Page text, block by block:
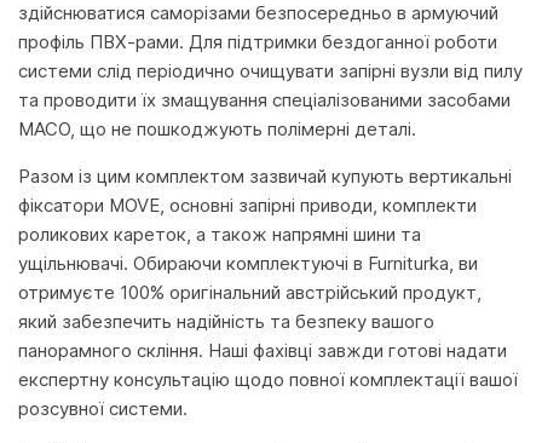
здійснюватися саморізами безпосередньо в армуючий
профіль ПВХ-рами. Для підтримки бездоганної роботи
системи слід періодично очищувати запірні вузли від пилу
та проводити їх змащування спеціалізованими засобами
MACO, що не пошкоджують полімерні деталі.
Разом із цим комплектом зазвичай купують вертикальні
фіксатори MOVE, основні запірні приводи, комплекти
роликових кареток, а також напрямні шини та
ущільнювачі. Обираючи комплектуючі в Furniturka, ви
отримуєте 100% оригінальний австрійський продукт,
який забезпечить надійність та безпеку вашого
панорамного скління. Наші фахівці завжди готові надати
експертну консультацію щодо повної комплектації вашої
розсувної системи.